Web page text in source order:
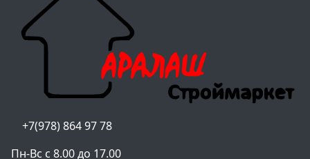
+7(978) 864 97 78
Пн-Вс с 8.00 до 17.00